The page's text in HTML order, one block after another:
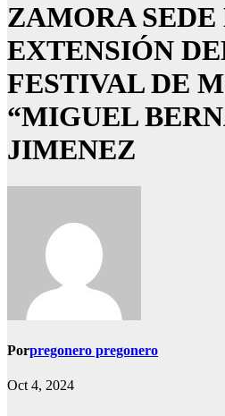
ZAMORA SEDE
EXTENSIÓN
FESTIVAL DE
“MIGUEL
JIMENEZ
Porpregonero pregonero
Oct 4, 2024